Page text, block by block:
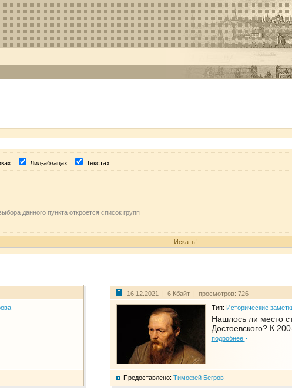
Лид-абзацах Текстах
данного пункта откроется список групп
16.12.2021 | 6 Кбайт | просмотров: 726
Тип: Исторические
Нашлось ли место
Достоевского? К
подробнее
Предоставлено: Тимофей Бегров